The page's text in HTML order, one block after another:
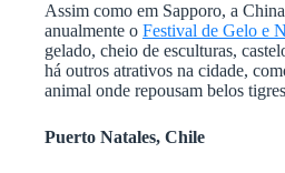
Assim como em Sapporo, a
anualmente o Festival de Gelo e
gelado, cheio de esculturas,
há outros atrativos na cidade,
animal onde repousam belos
Puerto Natales, Chile